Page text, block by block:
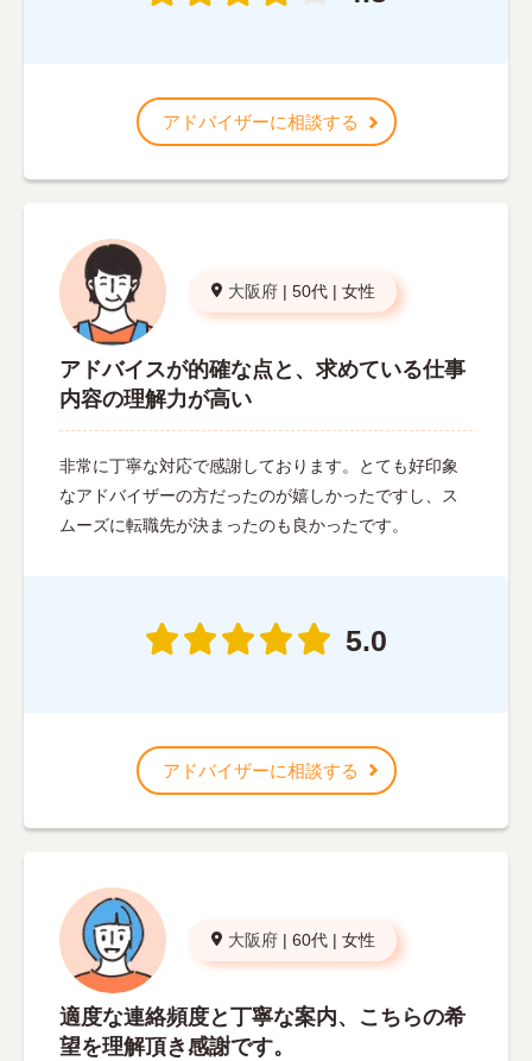
アドバイザーに相談する
大阪府 | 50代 | 女性
アドバイスが的確な点と、求めている仕事
内容の理解力が高い
非常に丁寧な対応で感謝しております。とても好印象
なアドバイザーの方だったのが嬉しかったですし、ス
ムーズに転職先が決まったのも良かったです。
5.0
アドバイザーに相談する
大阪府 | 60代 | 女性
適度な連絡頻度と丁寧な案内、こちらの希
望を理解頂き感謝です。